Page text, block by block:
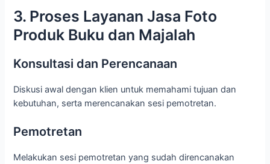
3. Proses Layanan Jasa Foto
Produk Buku dan Majalah
Konsultasi dan Perencanaan
Diskusi awal dengan klien untuk memahami tujuan dan
kebutuhan, serta merencanakan sesi pemotretan.
Pemotretan
Melakukan sesi pemotretan yang sudah direncanakan